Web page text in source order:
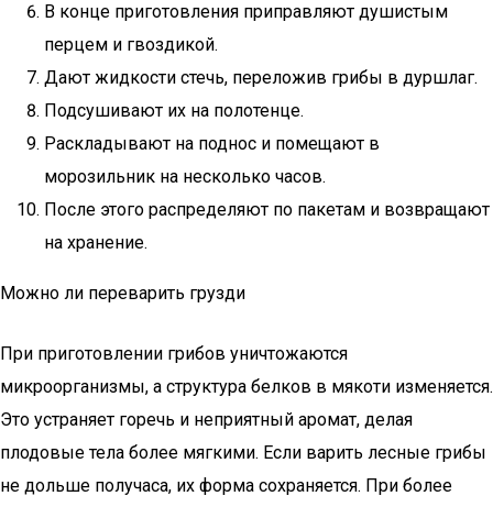
В конце приготовления приправляют душистым
перцем и гвоздикой.
Дают жидкости стечь, переложив грибы в дуршлаг.
Подсушивают их на полотенце.
Раскладывают на поднос и помещают в
морозильник на несколько часов.
После этого распределяют по пакетам и возвращают
на хранение.
Можно ли переварить грузди
При приготовлении грибов уничтожаются
микроорганизмы, а структура белков в мякоти изменяется.
Это устраняет горечь и неприятный аромат, делая
плодовые тела более мягкими. Если варить лесные грибы
не дольше получаса, их форма сохраняется. При более